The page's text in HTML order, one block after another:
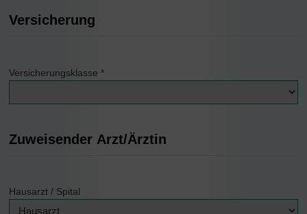
Versicherung
Versicherungsklasse *
Zuweisender Arzt/Ärztin
Hausarzt / Spital